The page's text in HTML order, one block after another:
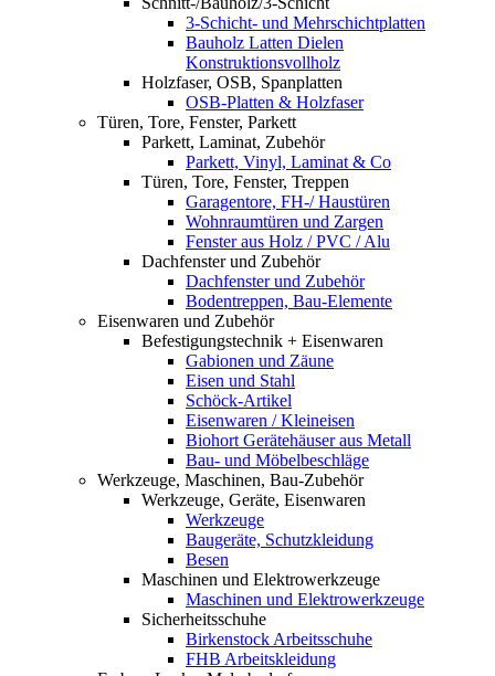
3-Schicht- und Mehrschichtplatten
Bauholz Latten Dielen
Konstruktionsvollholz
Holzfaser, OSB, Spanplatten
OSB-Platten & Holzfaser
Türen, Tore, Fenster, Parkett
Parkett, Laminat, Zubehör
Parkett, Vinyl, Laminat & Co
Türen, Tore, Fenster, Treppen
Garagentore, FH-/ Haustüren
Wohnraumtüren und Zargen
Fenster aus Holz / PVC / Alu
Dachfenster und Zubehör
Dachfenster und Zubehör
Bodentreppen, Bau-Elemente
Eisenwaren und Zubehör
Befestigungstechnik + Eisenwaren
Gabionen und Zäune
Eisen und Stahl
Schöck-Artikel
Eisenwaren / Kleineisen
Biohort Gerätehäuser aus Metall
Bau- und Möbelbeschläge
Werkzeuge, Maschinen, Bau-Zubehör
Werkzeuge, Geräte, Eisenwaren
Werkzeuge
Baugeräte, Schutzkleidung
Besen
Maschinen und Elektrowerkzeuge
Maschinen und Elektrowerkzeuge
Sicherheitsschuhe
Birkenstock Arbeitsschuhe
FHB Arbeitskleidung